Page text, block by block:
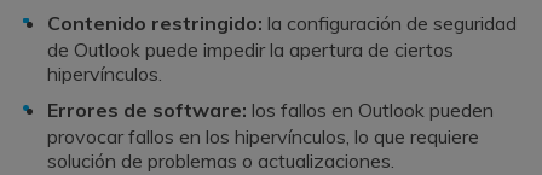
Contenido restringido: la configuración de seguridad
de Outlook puede impedir la apertura de ciertos
hipervínculos.
Errores de software: los fallos en Outlook pueden
provocar fallos en los hipervínculos, lo que requiere
solución de problemas o actualizaciones.